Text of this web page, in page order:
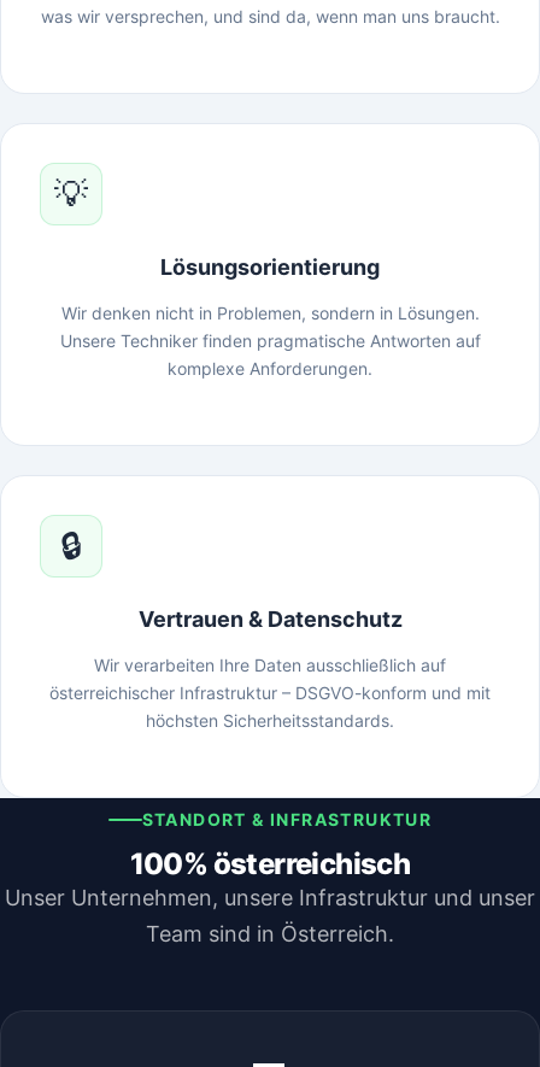
was wir versprechen, und sind da, wenn man uns braucht.
💡
Lösungsorientierung
Wir denken nicht in Problemen, sondern in Lösungen.
Unsere Techniker finden pragmatische Antworten auf
komplexe Anforderungen.
🔒
Vertrauen & Datenschutz
Wir verarbeiten Ihre Daten ausschließlich auf
österreichischer Infrastruktur – DSGVO-konform und mit
höchsten Sicherheitsstandards.
STANDORT & INFRASTRUKTUR
100% österreichisch
Unser Unternehmen, unsere Infrastruktur und unser
Team sind in Österreich.